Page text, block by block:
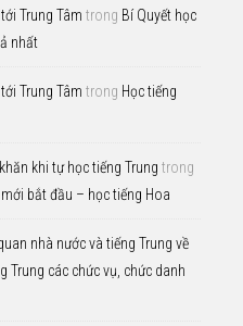
Trung Tâm trong Bí Quyết học
nhất
Trung Tâm trong Học tiếng
khi tự học tiếng Trung trong
bắt đầu – học tiếng Hoa
nhà nước và tiếng Trung về
Trung các chức vụ, chức danh